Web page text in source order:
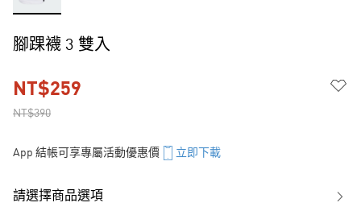
腳踝襪 3 雙入
NT$390
NT$259
App 結帳可享專屬活動優惠價 立即下載
請選擇商品選項